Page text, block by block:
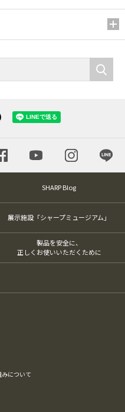
SHARP Blog
展示施設「シャープミュージアム」
製品を安全に、
正しくお使いいただくために
みについて